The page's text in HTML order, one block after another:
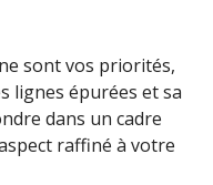
sont vos priorités,
lignes épurées et sa
dans un cadre
raffiné à votre